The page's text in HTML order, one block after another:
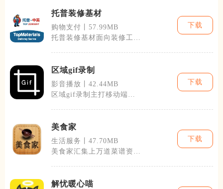
托普装修基材
购物支付丨57.99MB
托普装修基材面向装修工
聚焦装修辅材线
下载
区域gif录制
影音播放丨42.44MB
区域gif录制主打移动端自
配日常教
下载
美食家
生活服务丨47.70MB
美食家汇集上万道菜谱资
艺新手以及美食
下载
解忧暖心喵